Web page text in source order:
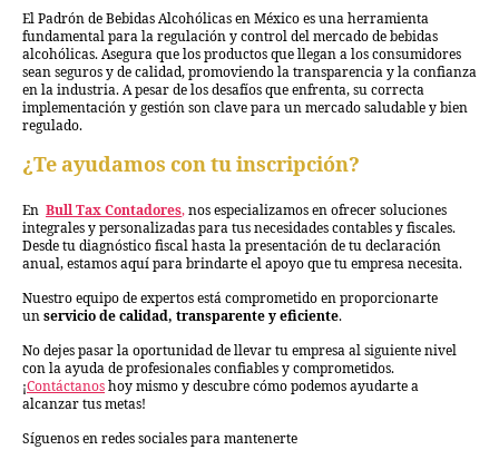
El Padrón de Bebidas Alcohólicas en México es una herramienta
fundamental para la regulación y control del mercado de bebidas
alcohólicas. Asegura que los productos que llegan a los consumidores
sean seguros y de calidad, promoviendo la transparencia y la confianza
en la industria. A pesar de los desafíos que enfrenta, su correcta
implementación y gestión son clave para un mercado saludable y bien
regulado.
¿Te ayudamos con tu inscripción?
En Bull Tax Contadores, nos especializamos en ofrecer soluciones
integrales y personalizadas para tus necesidades contables y fiscales.
Desde tu diagnóstico fiscal hasta la presentación de tu declaración
anual, estamos aquí para brindarte el apoyo que tu empresa necesita.
Nuestro equipo de expertos está comprometido en proporcionarte
un servicio de calidad, transparente y eficiente.
No dejes pasar la oportunidad de llevar tu empresa al siguiente nivel
con la ayuda de profesionales confiables y comprometidos.
¡Contáctanos hoy mismo y descubre cómo podemos ayudarte a
alcanzar tus metas!
Síguenos en redes sociales para mantenerte